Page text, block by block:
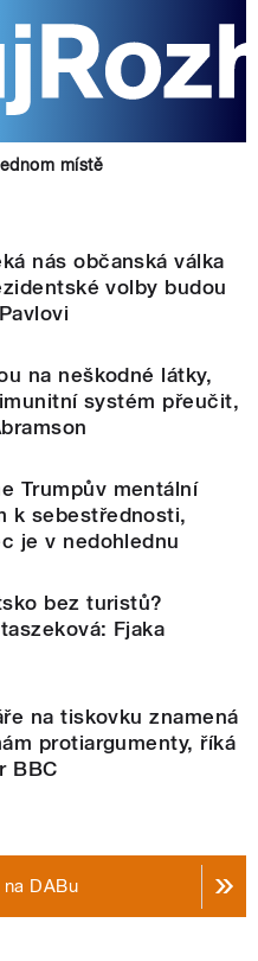
místě
nás občanská válka
volby budou
na neškodné látky,
systém přeučit,
Trumpův mentální
k sebestřednosti,
je v nedohlednu
bez turistů?
Fjaka
na tiskovku znamená
protiargumenty, říká
BBC
DABu